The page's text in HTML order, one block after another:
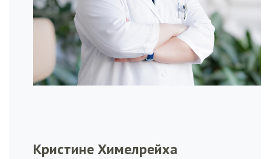
Кристине Химелрейха